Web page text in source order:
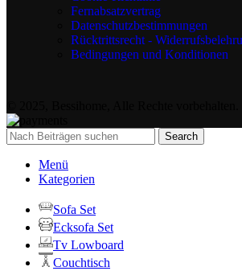
Fernabsatzvertrag
Datenschutzbestimmungen
Rücktrittsrecht -
Bedingungen und Konditionen
Search
Menü
Kategorien
Sofa Set
Ecksofa Set
Tv Lowboard
Couchtisch